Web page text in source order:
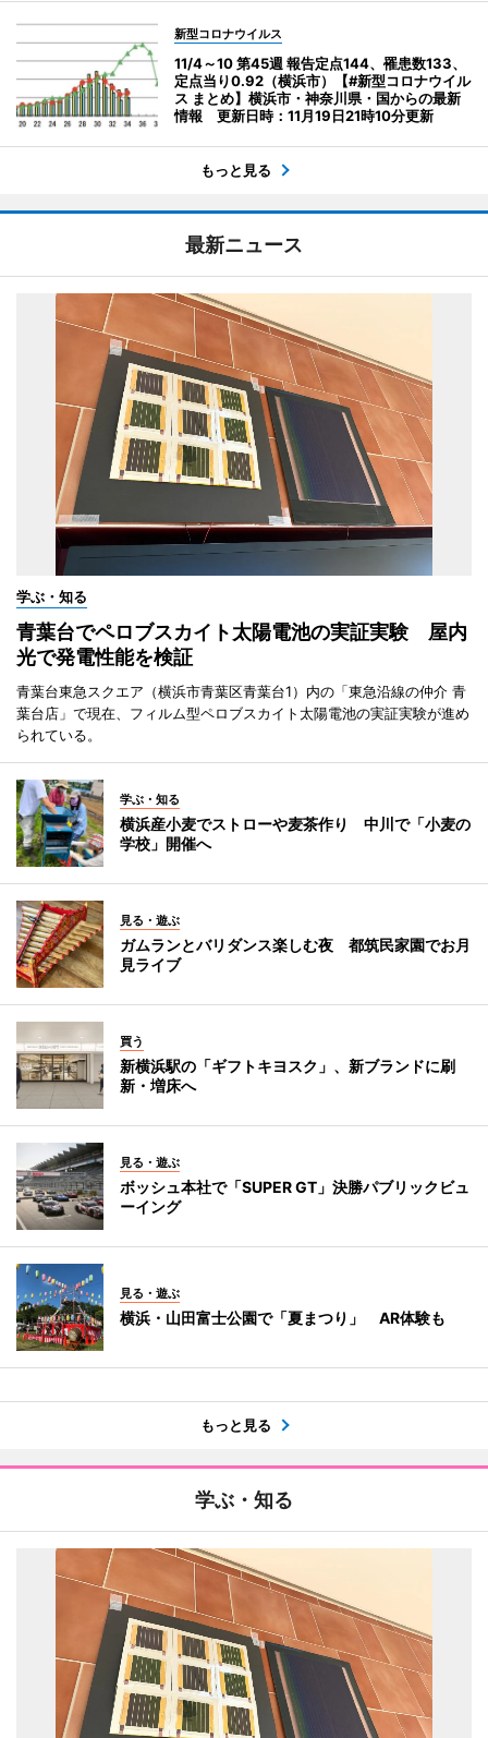
新型コロナウイルス
11/4～10 第45週 報告定点144、罹患数133、
定点当り0.92（横浜市）【#新型コロナウイル
ス まとめ】横浜市・神奈川県・国からの最新
情報 更新日時：11月19日21時10分更新
もっと見る
最新ニュース
学ぶ・知る
青葉台でペロブスカイト太陽電池の実証実験 屋内
光で発電性能を検証
青葉台東急スクエア（横浜市青葉区青葉台1）内の「東急沿線の仲介 青
葉台店」で現在、フィルム型ペロブスカイト太陽電池の実証実験が進め
られている。
学ぶ・知る
横浜産小麦でストローや麦茶作り 中川で「小麦の
学校」開催へ
見る・遊ぶ
ガムランとバリダンス楽しむ夜 都筑民家園でお月
見ライブ
買う
新横浜駅の「ギフトキヨスク」、新ブランドに刷
新・増床へ
見る・遊ぶ
ボッシュ本社で「SUPER GT」決勝パブリックビュ
ーイング
見る・遊ぶ
横浜・山田富士公園で「夏まつり」 AR体験も
もっと見る
学ぶ・知る